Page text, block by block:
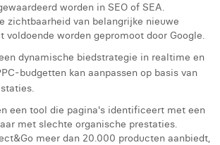
worden in SEO of SEA.
zichtbaarheid van belangrijke nieuwe
voldoende worden gepromoot door Google.
dynamische biedstrategie in realtime en
budgetten kan aanpassen op basis van
een tool die pagina's identificeert met een
met slechte organische prestaties.
meer dan 20.000 producten aanbiedt,